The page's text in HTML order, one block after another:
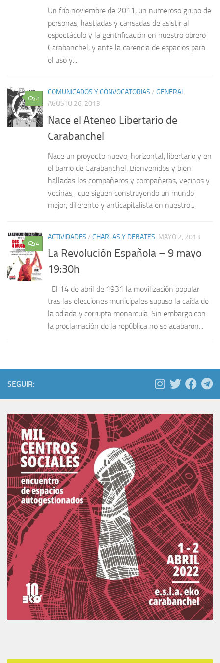
Un frío noviembre de 2011, un numeroso grupo de
personas, hastiadas y cansadas de asistir al
espectáculo y la gentrificación en nuestro obrero
Carabanchel, y ante la carencia de espacios para
el uso y...
2
COMUNICADOS Y CONVOCATORIAS / GENERAL
AGOSTO 26, 2013
Nace el Ateneo Libertario de
Carabanchel
Nace un proyecto nuevo, horizontal, libertario y en
el barrio de Carabanchel. Bienvenidos y bien
halladas los compañeros y compañeras, vecinos y
vecinas, que siguen construyendo un mundo
mejor, diferente y anticapitalista en nuestro...
4
ACTIVIDADES / CHARLAS Y DEBATES MAYO 2, 2013
La Revolución Española – 9 mayo
19:30h
El 14 de abril de 1931 la movilización popular
tras las elecciones municipales supuso la caída de
la odiada y corrupta monarquía. Sin embargo con
la proclamación de la república no se acabaron...
SEGUIR: